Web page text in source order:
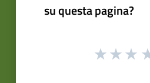
su questa pagina?